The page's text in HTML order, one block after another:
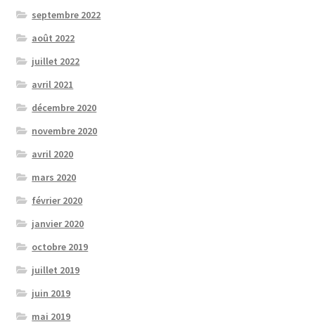
septembre 2022
août 2022
juillet 2022
avril 2021
décembre 2020
novembre 2020
avril 2020
mars 2020
février 2020
janvier 2020
octobre 2019
juillet 2019
juin 2019
mai 2019